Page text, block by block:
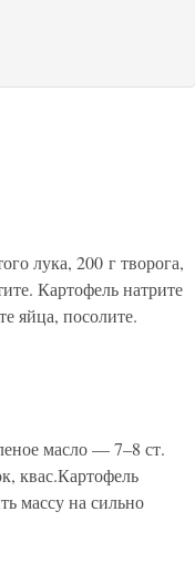
лука, 200 г творога,
Картофель натрите
яйца, посолите.
масло — 7–8 ст.
квас.Картофель
массу на сильно